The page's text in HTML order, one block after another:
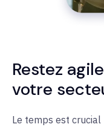
Restez
votre
Le temps est